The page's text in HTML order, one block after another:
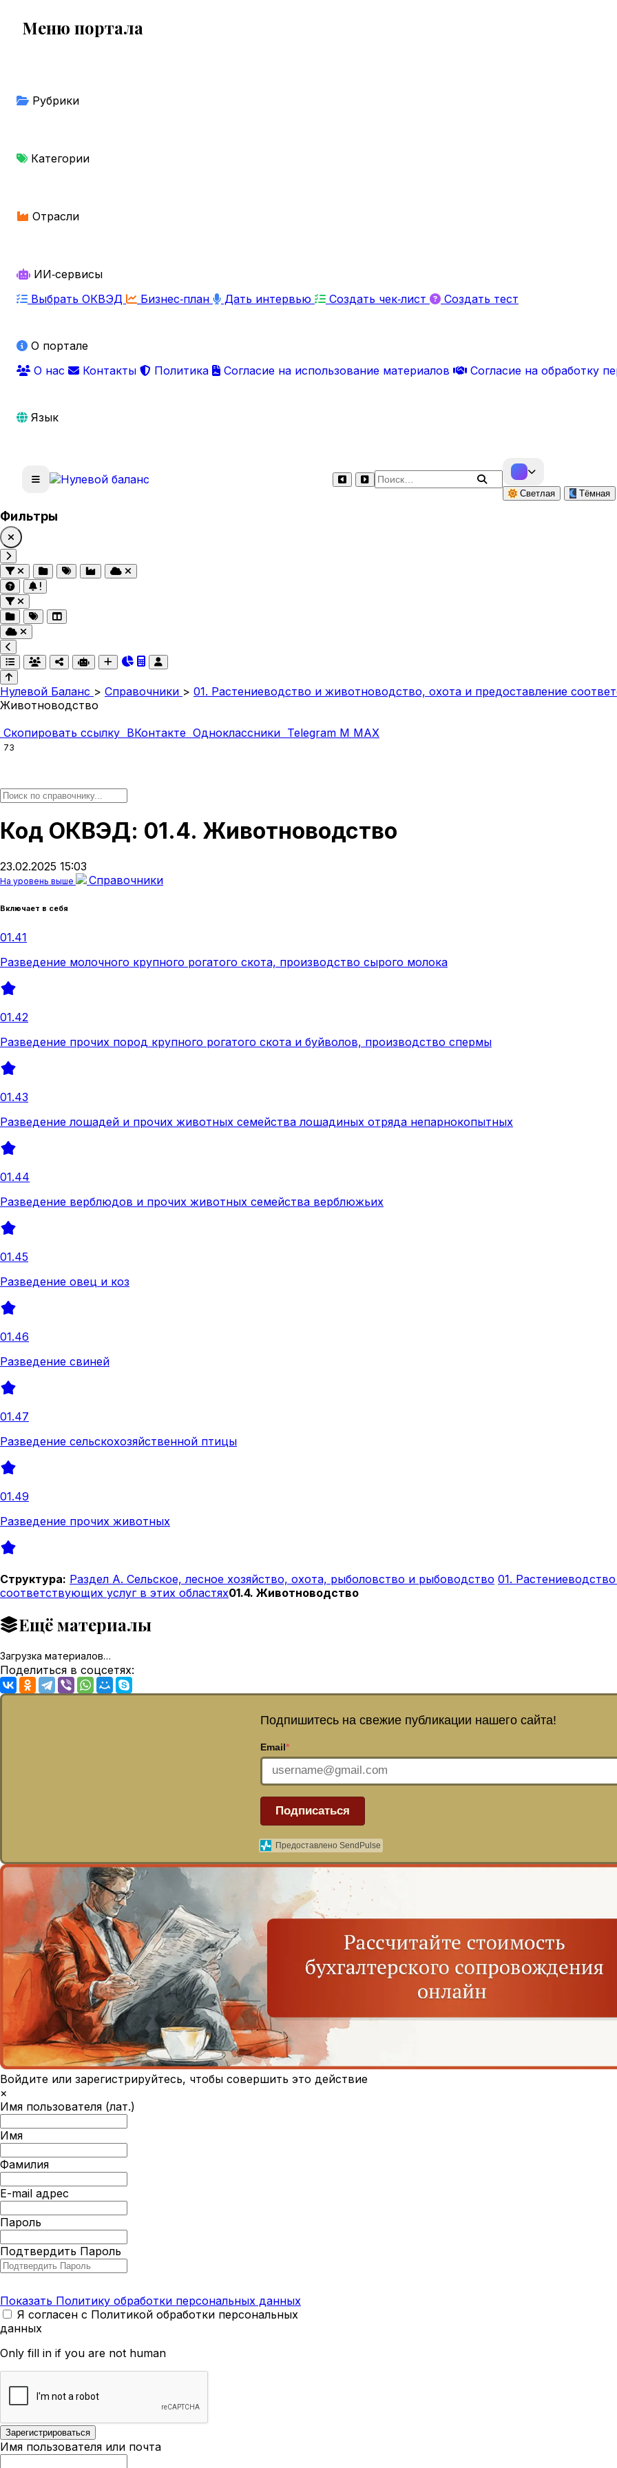
Меню портала
Рубрики
Категории
Отрасли
ИИ‑сервисы
Выбрать ОКВЭД
Бизнес‑план Дать интервью Создать чек‑лист Создать тест
О портале
О нас
Контакты Политика Согласие на использование материалов Согласие на обработку
Язык
Поиск по сайту
Светлая Тёмная
Фильтры
Нулевой Баланс > Справочники > 01. Растениеводство и животноводство, охота и предоставление
Животноводство
Скопировать ссылку ВКонтакте Одноклассники Telegram M MAX
73
Код ОКВЭД: 01.4. Животноводство
23.02.2025 15:03
На уровень выше Справочники
Включает в себя
01.41
Разведение молочного крупного рогатого скота, производство сырого молока
01.42
Разведение прочих пород крупного рогатого скота и буйволов, производство спермы
01.43
Разведение лошадей и прочих животных семейства лошадиных отряда непарнокопытных
01.44
Разведение верблюдов и прочих животных семейства верблюжьих
01.45
Разведение овец и коз
01.46
Разведение свиней
01.47
Разведение сельскохозяйственной птицы
01.49
Разведение прочих животных
Структура: Раздел A. Сельское, лесное хозяйство, охота, рыболовство и рыбоводство 01.
соответствующих услуг в этих областях01.4. Животноводство
Ещё материалы
Загрузка материалов…
Поделиться в соцсетях:
Подпишитесь на свежие публикации нашего сайта!
Email*
Подписаться
Предоставлено SendPulse
Войдите или зарегистрируйтесь, чтобы совершить это действие
×
Имя пользователя (лат.)
Имя
Фамилия
E-mail адрес
Пароль
Подтвердить Пароль
Показать Политику обработки персональных данных
Я согласен с Политикой обработки персональных
данных
Only fill in if you are not human
Имя пользователя или почта